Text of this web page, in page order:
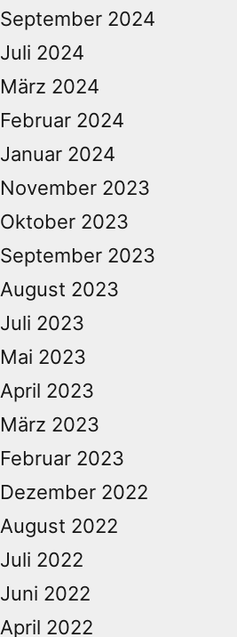
September 2024
Juli 2024
März 2024
Februar 2024
Januar 2024
November 2023
Oktober 2023
September 2023
August 2023
Juli 2023
Mai 2023
April 2023
März 2023
Februar 2023
Dezember 2022
August 2022
Juli 2022
Juni 2022
April 2022